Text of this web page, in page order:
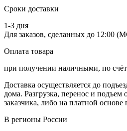
Сроки доставки
1-3 дня
Для заказов, сделанных до 12:00
Оплата товара
при получении наличными, по
Доставка осуществляется до
дома. Разгрузка, перенос и подъем
заказчика, либо на платной основе
В регионы России